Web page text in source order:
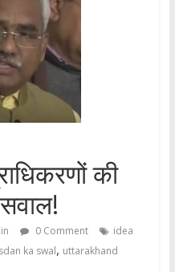
की
0 Comment
idea
sdan ka swal, uttarakhand